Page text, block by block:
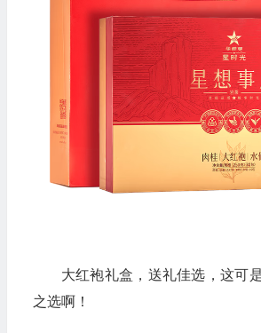
大红袍礼盒，送礼佳选，这可
之选啊！